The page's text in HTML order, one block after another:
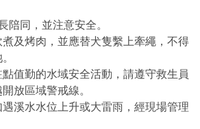
陪同，並注意安全。
及烤肉，並應替犬隻繫上牽繩，不得
值勤的水域安全活動，請遵守救生員
放區域警戒線。
溪水水位上升或大雷雨，經現場管理